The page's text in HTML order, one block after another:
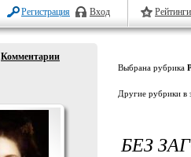
Регистрация Вход Рейтинги
Комментарии
Выбрана рубрика
Другие рубрики в
БЕЗ